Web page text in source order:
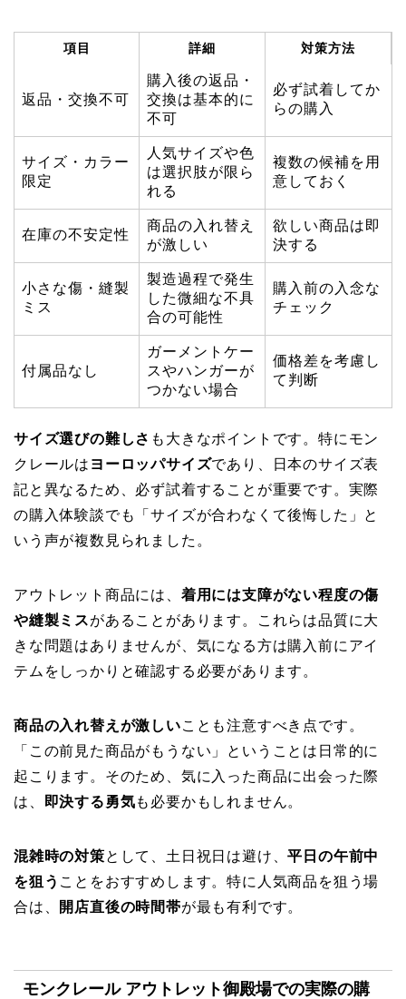
項目 詳細 対策方法
返品・交換不可
購入後の返品・
交換は基本的に
不可
必ず試着してか
らの購入
サイズ・カラー
限定
人気サイズや色
は選択肢が限ら
れる
複数の候補を用
意しておく
在庫の不安定性
商品の入れ替え
が激しい
欲しい商品は即
決する
小さな傷・縫製
ミス
製造過程で発生
した微細な不具
合の可能性
購入前の入念な
チェック
付属品なし
ガーメントケー
スやハンガーが
つかない場合
価格差を考慮し
て判断
サイズ選びの難しさ も大きなポイントです。特にモン
クレールは ヨーロッパサイズであり、日本のサイズ表
記と異なるため、必ず試着することが重要です。実際
の購入体験談でも「サイズが合わなくて後悔した」と
いう声が複数見られました。
アウトレット商品には、 着用には支障がない程度の傷
や縫製ミスがあることがあります。これらは品質に大
きな問題はありませんが、気になる方は購入前にアイ
テムをしっかりと確認する必要があります。
商品の入れ替えが激しいことも注意すべき点です。
「この前見た商品がもうない」ということは日常的に
起こります。そのため、気に入った商品に出会った際
は、
即決する勇気も必要かもしれません。
混雑時の対策として、土日祝日は避け、平日の午前中
を狙う ことをおすすめします。特に人気商品を狙う場
合は、 開店直後の時間帯が最も有利です。
モンクレール アウトレット御殿場での実際の購